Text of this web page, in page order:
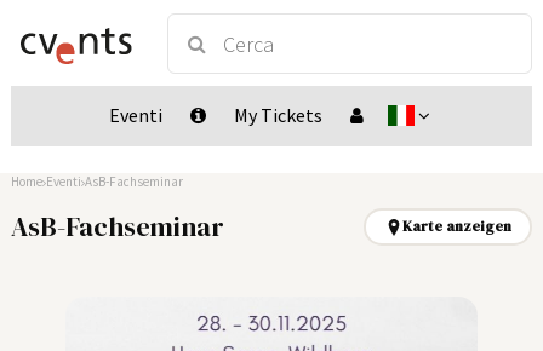
Eventi My Tickets
Home Eventi AsB-Fachseminar
AsB-Fachseminar Karte anzeigen